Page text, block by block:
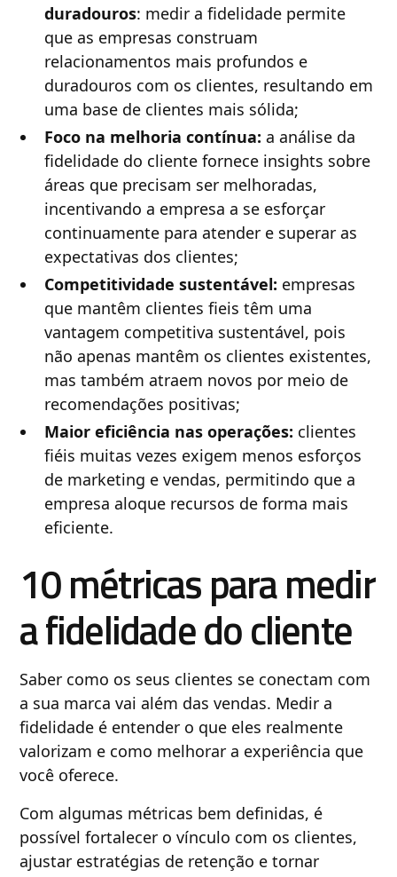
duradouros: medir a fidelidade permite
que as empresas construam
relacionamentos mais profundos e
duradouros com os clientes, resultando em
uma base de clientes mais sólida;
Foco na melhoria contínua:a análise da
fidelidade do cliente fornece insights sobre
áreas que precisam ser melhoradas,
incentivando a empresa a se esforçar
continuamente para atender e superar as
expectativas dos clientes;
Competitividade sustentável: empresas
que mantêm clientes fieis têm uma
vantagem competitiva sustentável, pois
não apenas mantêm os clientes existentes,
mas também atraem novos por meio de
recomendações positivas;
Maior eficiência nas operações: clientes
fiéis muitas vezes exigem menos esforços
de marketing e vendas, permitindo que a
empresa aloque recursos de forma mais
eficiente.
10 métricas para medir
a fidelidade do cliente
Saber como os seus clientes se conectam com
a sua marca vai além das vendas. Medir a
fidelidade é entender o que eles realmente
valorizam e como melhorar a experiência que
você oferece.
Com algumas métricas bem definidas, é
possível fortalecer o vínculo com os clientes,
ajustar estratégias de retenção e tornar